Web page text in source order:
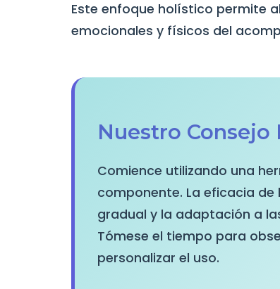
Este enfoque holístico permite
emocionales y físicos del
Nuestro Consejo
Comience utilizando una
componente. La eficacia
gradual y la adaptación a
Tómese el tiempo para
personalizar el uso.